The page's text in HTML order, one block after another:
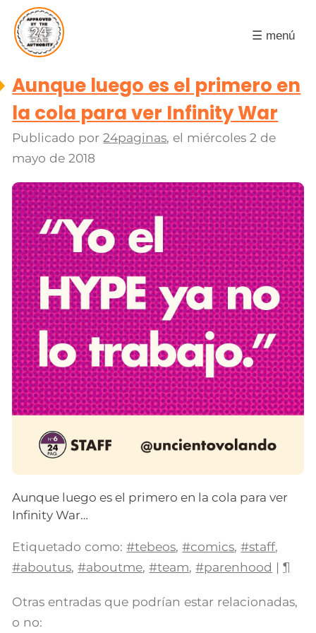
☰ menú
Aunque luego es el primero en
la cola para ver Infinity War
Publicado por24paginas, el miércoles 2 de
mayo de 2018
Aunque luego es el primero en la cola para ver
Infinity War…
Etiquetado como: #tebeos,#comics,#staff,
#aboutus,#aboutme,#team,#parenhood |¶
Otras entradas que podrían estar relacionadas,
o no: